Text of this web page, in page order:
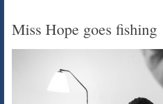
Miss Hope goes fishing